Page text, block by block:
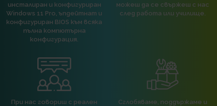
инсталиран и конфигуриран
Windows 11 Pro, ъпдейтнат и
конфигуриран BIOS към всяка
пълна компютърна
конфигурация.
можеш да се свържеш с нас
след работа или училище.
При нас говориш с реален
Сглобяваме, поддържаме и